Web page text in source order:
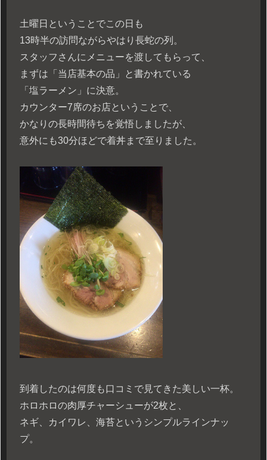
土曜日ということでこの日も
13時半の訪問ながらやはり長蛇の列。
スタッフさんにメニューを渡してもらって、
まずは「当店基本の品」と書かれている
「塩ラーメン」に決意。
カウンター7席のお店ということで、
かなりの長時間待ちを覚悟しましたが、
意外にも30分ほどで着丼まで至りました。
到着したのは何度も口コミで見てきた美しい一杯。
ホロホロの肉厚チャーシューが2枚と、
ネギ、カイワレ、海苔というシンプルラインナッ
プ。